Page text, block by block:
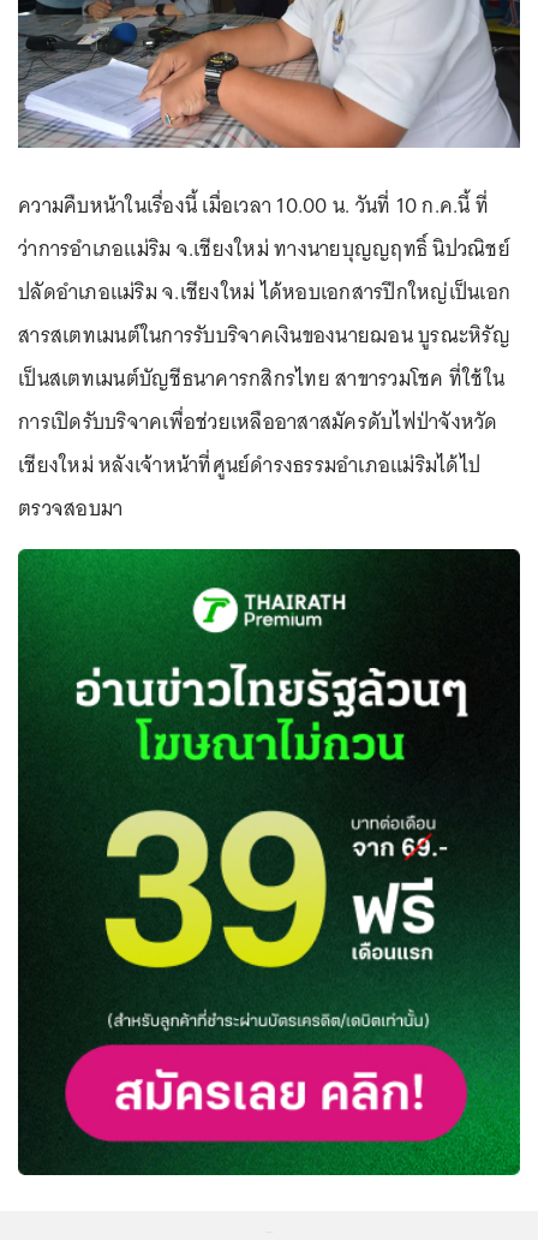
ความคืบหน้าในเรื่องนี้ เมื่อเวลา 10.00 น. วันที่ 10 ก.ค.นี้ ที่
ว่าการอำเภอแม่ริม จ.เชียงใหม่ ทางนายบุญญฤทธิ์ นิปวณิชย์
ปลัดอำเภอแม่ริม จ.เชียงใหม่ ได้หอบเอกสารปึกใหญ่เป็นเอก
สารสเตทเมนต์ในการรับบริจาคเงินของนายฌอน บูรณะหิรัญ
เป็นสเตทเมนต์บัญชีธนาคารกสิกรไทย สาขารวมโชค ที่ใช้ใน
การเปิดรับบริจาคเพื่อช่วยเหลืออาสาสมัครดับไฟป่าจังหวัด
เชียงใหม่ หลังเจ้าหน้าที่ศูนย์ดำรงธรรมอำเภอแม่ริมได้ไป
ตรวจสอบมา